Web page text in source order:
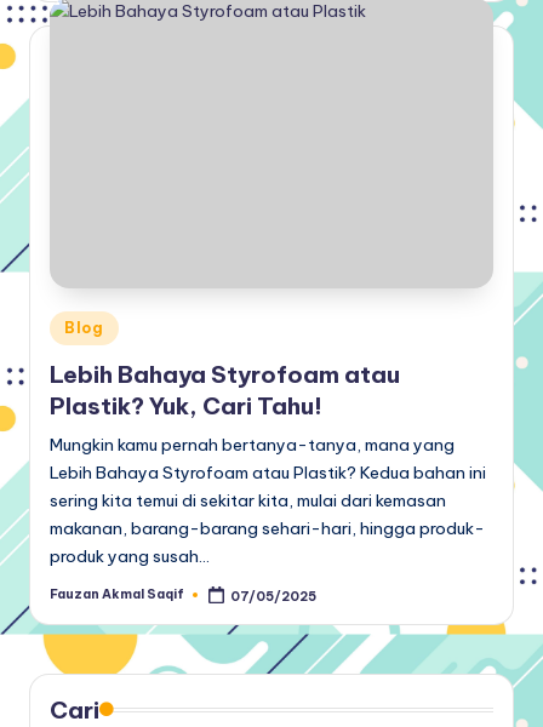
Posted
Blog
Lebih Bahaya Styrofoam atau
Plastik? Yuk, Cari Tahu!
Mungkin kamu pernah bertanya-tanya, mana yang
Lebih Bahaya Styrofoam atau Plastik? Kedua bahan ini
sering kita temui di sekitar kita, mulai dari kemasan
makanan, barang-barang sehari-hari, hingga produk-
produk yang susah…
Posted
Fauzan Akmal Saqif 07/05/2025
Cari